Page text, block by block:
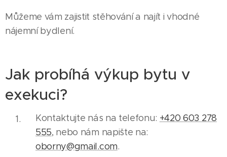
Můžeme vám zajistit stěhování a najít i vhodné
nájemní bydlení.
Jak probíhá výkup bytu v
exekuci?
Kontaktujte nás na telefonu: +420 603 278
555, nebo nám napište na:
oborny@gmail.com.